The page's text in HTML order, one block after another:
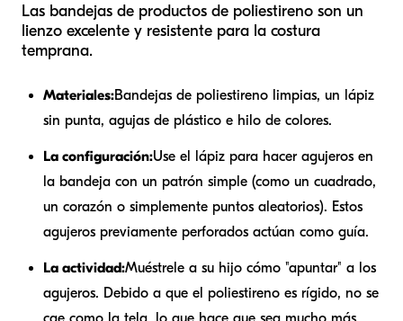
Las bandejas de productos de poliestireno son un
lienzo excelente y resistente para la costura
temprana.
Materiales:Bandejas de poliestireno limpias, un lápiz
sin punta, agujas de plástico e hilo de colores.
La configuración:Use el lápiz para hacer agujeros en
la bandeja con un patrón simple (como un cuadrado,
un corazón o simplemente puntos aleatorios). Estos
agujeros previamente perforados actúan como guía.
La actividad:Muéstrele a su hijo cómo "apuntar" a los
agujeros. Debido a que el poliestireno es rígido, no se